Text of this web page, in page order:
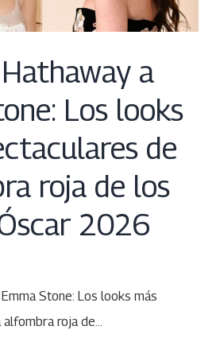
a
Los looks
de
roja de los
2026
Stone: Los looks más
roja de…